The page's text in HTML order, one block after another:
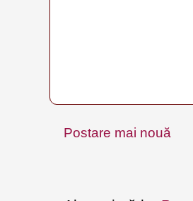
Postare mai nouă